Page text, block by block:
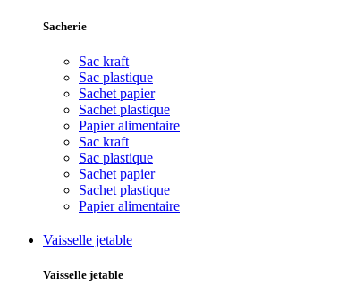
Sacherie
Sac kraft
Sac plastique
Sachet papier
Sachet plastique
Papier alimentaire
Sac kraft
Sac plastique
Sachet papier
Sachet plastique
Papier alimentaire
Vaisselle jetable
Vaisselle jetable